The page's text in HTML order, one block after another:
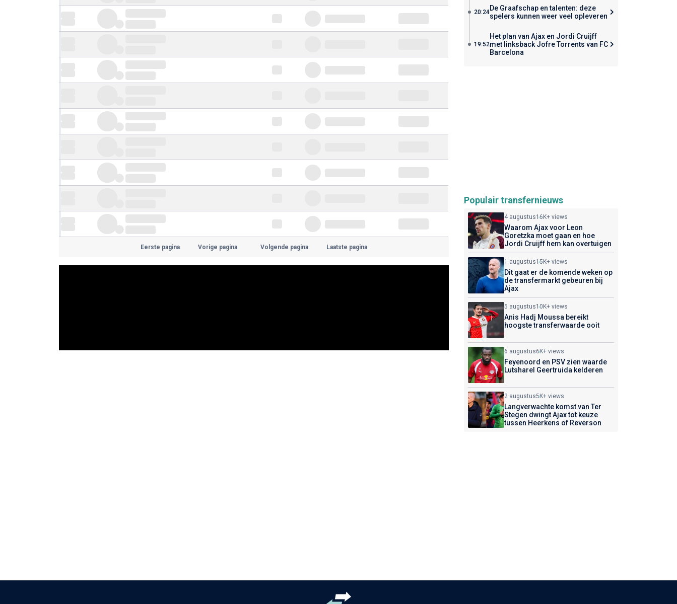
Eerste pagina Vorige pagina Volgende pagina Laatste pagina
20:24De Graafschap en talenten: deze
spelers kunnen weer veel opleveren
19:52
Het plan van Ajax en Jordi Cruijff
met linksback Jofre Torrents van FC
Barcelona
Populair transfernieuws
4 augustus16K+ views
Waarom Ajax voor Leon
Goretzka moet gaan en hoe
Jordi Cruijff hem kan overtuigen
1 augustus15K+ views
Dit gaat er de komende weken op
de transfermarkt gebeuren bij
Ajax
5 augustus10K+ views
Anis Hadj Moussa bereikt
hoogste transferwaarde ooit
6 augustus6K+ views
Feyenoord en PSV zien waarde
Lutsharel Geertruida kelderen
2 augustus5K+ views
Langverwachte komst van Ter
Stegen dwingt Ajax tot keuze
tussen Heerkens of Reverson